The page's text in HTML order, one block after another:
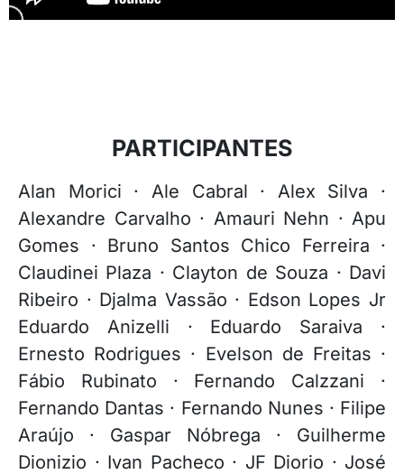
PARTICIPANTES
Alan Morici · Ale Cabral · Alex Silva ·
Alexandre Carvalho · Amauri Nehn · Apu
Gomes · Bruno Santos Chico Ferreira ·
Claudinei Plaza · Clayton de Souza · Davi
Ribeiro · Djalma Vassão · Edson Lopes Jr
Eduardo Anizelli · Eduardo Saraiva ·
Ernesto Rodrigues · Evelson de Freitas ·
Fábio Rubinato · Fernando Calzzani ·
Fernando Dantas · Fernando Nunes · Filipe
Araújo · Gaspar Nóbrega · Guilherme
Dionizio · Ivan Pacheco · JF Diorio · José